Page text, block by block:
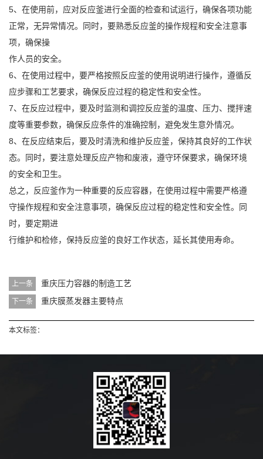
5、在使用前，应对反应釜进行全面的检查和试运行，确保各项功能
正常，无异常情况。同时，要熟悉反应釜的操作规程和安全注意事
项，确保操
作人员的安全。
6、在使用过程中，要严格按照反应釜的使用说明进行操作，遵循反
应步骤和工艺要求，确保反应过程的稳定性和安全性。
7、在反应过程中，要及时监测和调控反应釜的温度、压力、搅拌速
度等重要参数，确保反应条件的准确控制，避免发生意外情况。
8、在反应结束后，要及时清洗和维护反应釜，保持其良好的工作状
态。同时，要注意处理反应产物和废液，遵守环保要求，确保环境
的安全和卫生。
总之，反应釜作为一种重要的反应容器，在使用过程中需要严格遵
守操作规程和安全注意事项，确保反应过程的稳定性和安全性。同
时，要定期进
行维护和检修，保持反应釜的良好工作状态，延长其使用寿命。
上一条 重庆压力容器的制造工艺
下一条 重庆膜蒸发器主要特点
本文标签：